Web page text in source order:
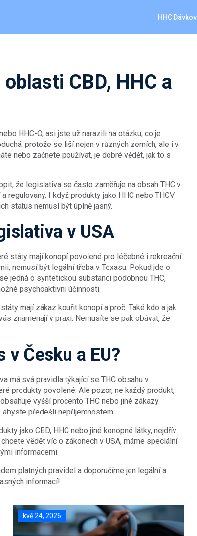
HHC
CBD, HHC a
HHC-O, asi jste už narazili na otázku, co je
protože se liší nejen v různých zemích, ale i v
nebo začnete používat, je dobré vědět, jak to s
že legislativa se často zaměřuje na obsah THC v
regulovaný. I když produkty jako HHC nebo THCV
status nemusí být úplně jasný.
v USA
státy mají konopí povolené pro léčebné i rekreační
nemusí být legální třeba v Texasu. Pokud jde o
jedná o syntetickou substanci podobnou THC,
psychoaktivní účinnosti.
mají zákaz kouřit konopí a proč. Také kdo a jak
znamenají v praxi. Nemusíte se pak obávat, že
v Česku a EU?
má svá pravidla týkající se THC obsahu v
produkty povolené. Ale pozor, ne každý produkt,
vyšší procento THC nebo jiné zákazy.
předešli nepříjemnostem.
jako CBD, HHC nebo jiné konopné látky, nejdřív
vědět víc o zákonech v USA, máme speciální
informacemi.
platných pravidel a doporučíme jen legální a
informací!
kvě 24, 2026